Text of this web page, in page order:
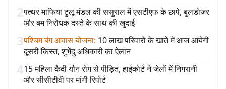
2पत्थर माफिया टुलू मंडल की ससुराल में एसटीएफ के छापे, बुलडोजर
और बम निरोधक दस्ते के साथ की खुदाई
3पश्चिम बंग आवास योजना: 10 लाख परिवारों के खाते में आज आयेगी
दूसरी किस्त, शुभेंदु अधिकारी का ऐलान
415 महिला कैदी यौन रोग से पीड़ित, हाईकोर्ट ने जेलों में निगरानी
और सीसीटीवी पर मांगी रिपोर्ट